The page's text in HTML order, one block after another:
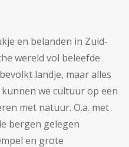
en belanden in Zuid-
wereld vol beleefde
landje, maar alles
we cultuur op een
met natuur. O.a. met
bergen gelegen
en grote